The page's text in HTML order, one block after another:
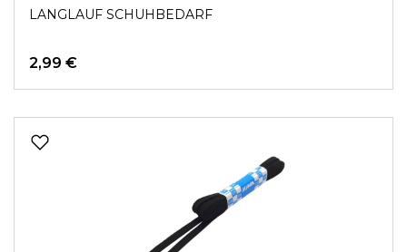
LANGLAUF SCHUHBEDARF
2,99 €